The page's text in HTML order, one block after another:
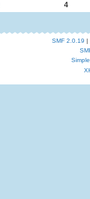
4
SMF 2.0.19 |